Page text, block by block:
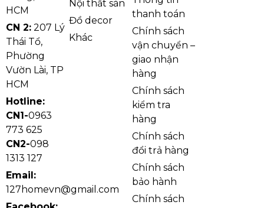
THDBA04
Trắng,
đen
chế
độ –
65,4W
kim
sơn
tĩnh
mica
THDBA05
chế
độ –
65W
kim
sơn
tĩnh
điện,
mica
HCM
CN 2: 207 Lý
Thái Tổ,
Phường
Vườn Lài, TP
HCM
Hotline:
CN1-0963
773 625
CN2-098
1313 127
Email:
127homevn@gmail.com
Nội thất sàn
Đồ decor
Khác
thanh toán
Chính sách
vận chuyển –
giao nhận
hàng
Chính sách
kiểm tra
hàng
Chính sách
đổi trả hàng
Chính sách
bảo hành
Chính sách